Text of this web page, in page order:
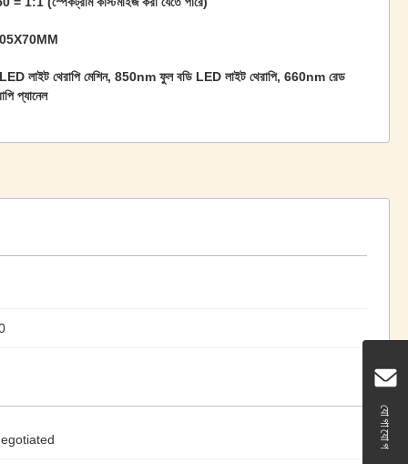
যোগাযোগ
লাইট থেরাপি মেশিন, 850nm ফুল বডি LED লাইট থেরাপি, 660nm রেড
প্যানেল